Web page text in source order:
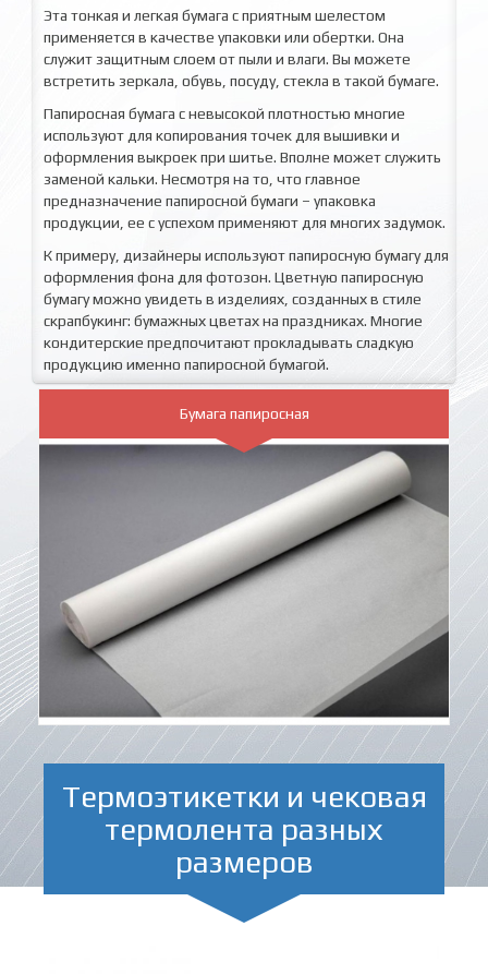
Эта тонкая и легкая бумага с приятным шелестом
применяется в качестве упаковки или обертки. Она
служит защитным слоем от пыли и влаги. Вы можете
встретить зеркала, обувь, посуду, стекла в такой бумаге.
Папиросная бумага с невысокой плотностью многие
используют для копирования точек для вышивки и
оформления выкроек при шитье. Вполне может служить
заменой кальки. Несмотря на то, что главное
предназначение папиросной бумаги – упаковка
продукции, ее с успехом применяют для многих задумок.
К примеру, дизайнеры используют папиросную бумагу для
оформления фона для фотозон. Цветную папиросную
бумагу можно увидеть в изделиях, созданных в стиле
скрапбукинг: бумажных цветах на праздниках. Многие
кондитерские предпочитают прокладывать сладкую
продукцию именно папиросной бумагой.
Бумага папиросная
Термоэтикетки и чековая
термолента разных
размеров